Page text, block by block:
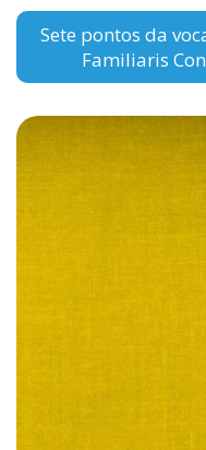
Sete pontos da
Familiaris